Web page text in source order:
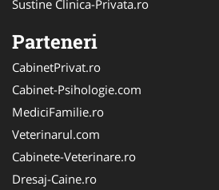
Sustine Clinica-Privata.ro
Parteneri
CabinetPrivat.ro
Cabinet-Psihologie.com
MediciFamilie.ro
Veterinarul.com
Cabinete-Veterinare.ro
Dresaj-Caine.ro